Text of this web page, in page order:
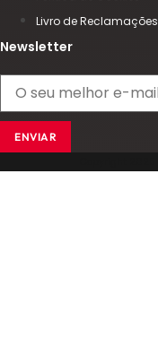
Livro de Reclamações
Newsletter
ENVIAR